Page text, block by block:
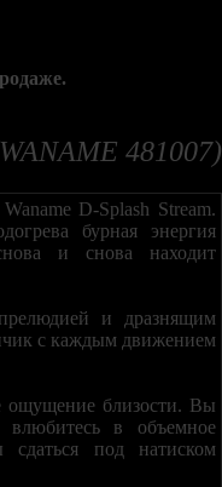
481007)
D-Splash Stream.
бурная энергия
и снова находит
и дразнящим
с каждым движением
ощущение близости. Вы
влюбитесь в объемное
сдаться под натиском